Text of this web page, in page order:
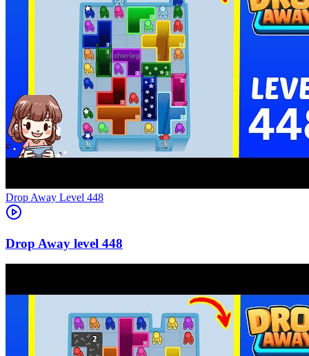
Level 448
448